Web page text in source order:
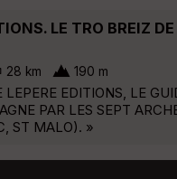
LE TRO BREIZ
28 km 190 m
LEPERE EDITIONS, LE
PAR LES SEPT
ST MALO). »